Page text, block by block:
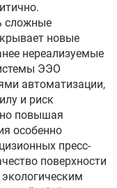
сложные
новые
нереализуемые
ЭЭО
автоматизации,
и риск
повышая
особенно
пресс-
поверхности